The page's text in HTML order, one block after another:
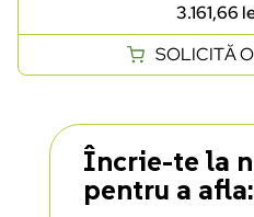
3.161,66
SOLICITĂ
Încrie-te la
pentru a afla: